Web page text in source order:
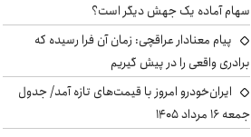
سهام آماده یک جهش دیگر است؟
پیام معنادار عراقچی: زمان آن فرا رسیده که
برادری واقعی را در پیش گیریم
ایران‌خودرو امروز با قیمت‌های تازه آمد/ جدول
جمعه ۱۶ مرداد ۱۴۰۵